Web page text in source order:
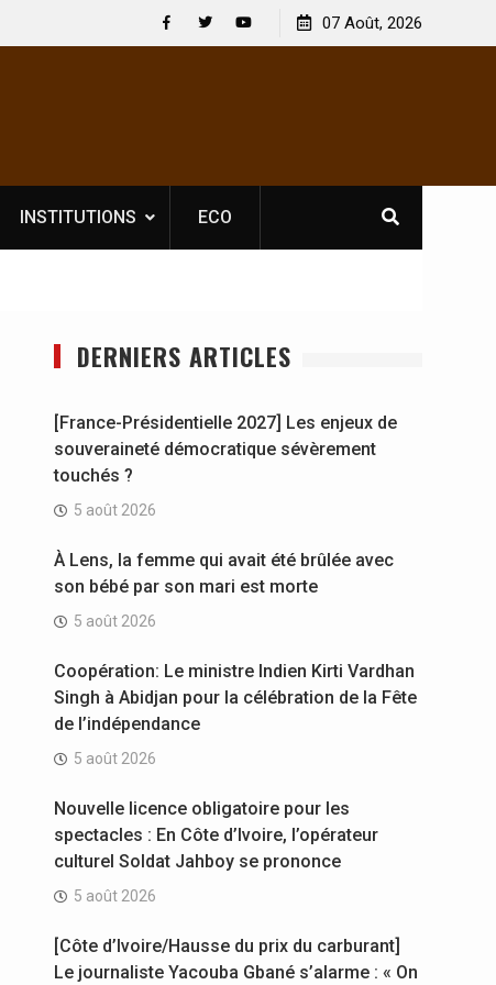
Nouvelle licence obligatoire pour les spectacles : En
Côte d’Ivoire, l’opérateur culturel Soldat Jahboy se
07 Août, 2026
INSTITUTIONS ECO
DERNIERS ARTICLES
[France-Présidentielle 2027] Les enjeux de
souveraineté démocratique sévèrement
touchés ?
5 août 2026
À Lens, la femme qui avait été brûlée avec
son bébé par son mari est morte
5 août 2026
Coopération: Le ministre Indien Kirti Vardhan
Singh à Abidjan pour la célébration de la Fête
de l’indépendance
5 août 2026
Nouvelle licence obligatoire pour les
spectacles : En Côte d’Ivoire, l’opérateur
culturel Soldat Jahboy se prononce
5 août 2026
[Côte d’Ivoire/Hausse du prix du carburant]
Le journaliste Yacouba Gbané s’alarme : « On